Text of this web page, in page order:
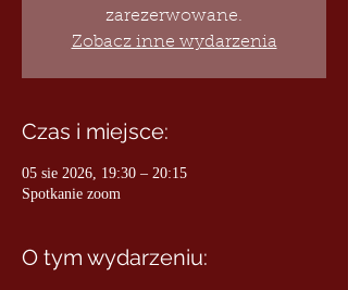
zarezerwowane.
Zobacz inne wydarzenia
Czas i miejsce:
05 sie 2026, 19:30 – 20:15
Spotkanie zoom
O tym wydarzeniu: